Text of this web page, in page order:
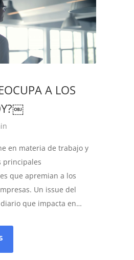
A LOS
en materia de trabajo y
principales
que apremian a los
Un issue del
que impacta en…